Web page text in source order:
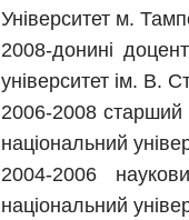
Університет м.
2008-донині
університет ім. В.
2006-2008 старший
національний
2004-2006
національний